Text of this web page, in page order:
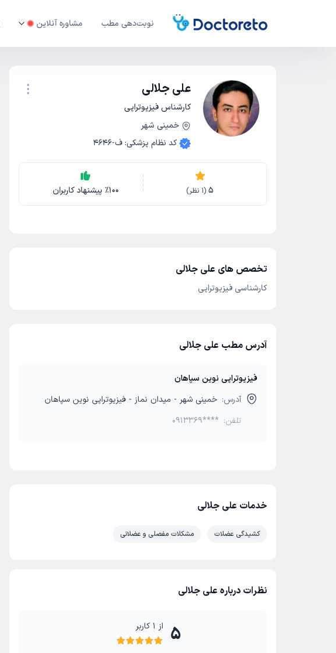
نوبت‌دهی مطب مشاوره آنلاین
علی جلالی
کارشناس فیزیوتراپی
خمینی شهر
کد نظام پزشکی:ف-4646
5
(
1 نظر) ٪100 پیشنهاد کاربران
تخصص های علی جلالی
کارشناسی فیزیوتراپی
آدرس مطب علی جلالی
فیزیوتراپی نوین سپاهان
آدرس: خمینی شهر - میدان نماز - فیزیوتراپی نوین سپاهان
تلفن: 0913369****
خدمات علی جلالی
کشیدگی عضلات مشکلات مفصلی و عضلانی
نظرات درباره علی جلالی
5 از 1کاربر